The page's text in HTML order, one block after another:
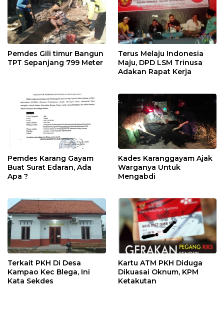
Pemdes Gili timur Bangun
TPT Sepanjang 799 Meter
Terus Melaju Indonesia
Maju, DPD LSM Trinusa
Adakan Rapat Kerja
Pemdes Karang Gayam
Buat Surat Edaran, Ada
Apa ?
Kades Karanggayam Ajak
Warganya Untuk
Mengabdi
Terkait PKH Di Desa
Kampao Kec Blega, Ini
Kata Sekdes
Kartu ATM PKH Diduga
Dikuasai Oknum, KPM
Ketakutan